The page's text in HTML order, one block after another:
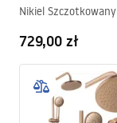
Nikiel Szczotkowany
729,00 zł